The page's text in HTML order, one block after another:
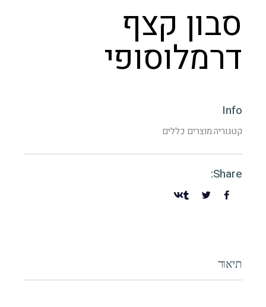
סבון קצף
דרמלוסופי
Info
קטגוריה:מוצרים כללים
Share:
תיאור